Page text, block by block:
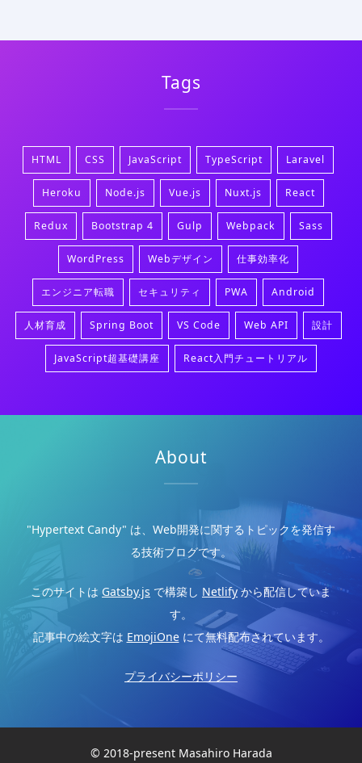
Tags
HTML CSS JavaScript TypeScript Laravel
Heroku Node.js Vue.js Nuxt.js React
Redux Bootstrap 4 Gulp Webpack Sass
WordPress Webデザイン 仕事効率化
エンジニア転職 セキュリティ PWA Android
人材育成 Spring Boot VS Code Web API 設計
JavaScript超基礎講座 React入門チュートリアル
About
"Hypertext Candy" は、Web開発に関するトピックを発信す
る技術ブログです。
このサイトは Gatsby.js で構築し Netlifyから配信していま
す。
記事中の絵文字は EmojiOneにて無料配布されています。
プライバシーポリシー
© 2018-present Masahiro Harada